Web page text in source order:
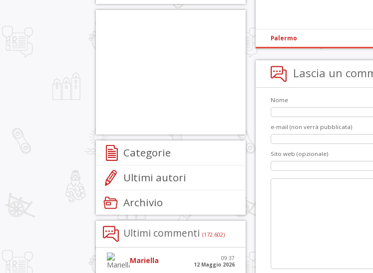
Palermo
Lascia un
Nome
e-mail (non verrà pubblicata)
Sito web (opzionale)
Categorie
Ultimi autori
Archivio
Ultimi commenti (172.602)
Mariella
09:37
12 Maggio 2026